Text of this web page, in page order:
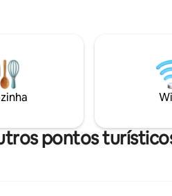
a vida selvagem
East Hoathly, com sua
pub a poucos minutos de
pontos